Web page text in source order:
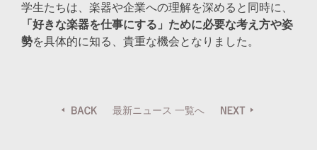
学生たちは、楽器や企業への理解を深めると同時に、
「好きな楽器を仕事にする」ために必要な考え方や姿
勢を具体的に知る、貴重な機会となりました。
最新ニュース 一覧へ